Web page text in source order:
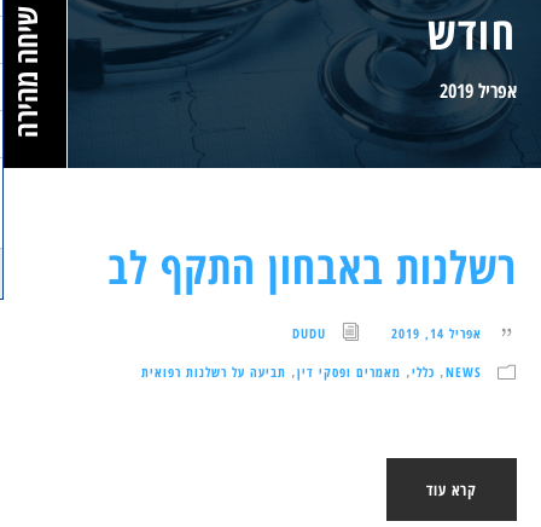
חודש
אפריל 2019
רשלנות באבחון התקף לב
אפריל 14, 2019 DUDU
NEWS
, כללי, מאמרים ופסקי דין, תביעה על רשלנות רפואית
קרא עוד
שיחה מהירה